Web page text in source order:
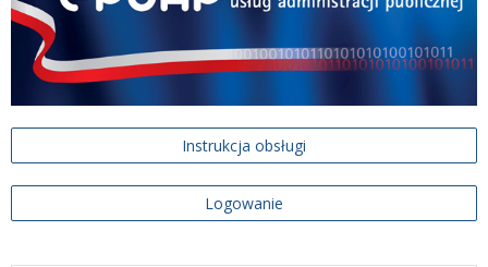
Instrukcja obsługi
Logowanie